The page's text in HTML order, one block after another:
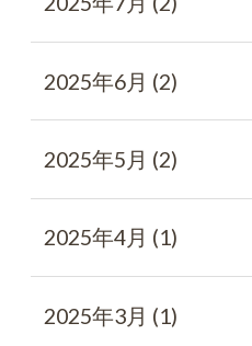
2025年6月 (2)
2025年5月 (2)
2025年4月 (1)
2025年3月 (1)